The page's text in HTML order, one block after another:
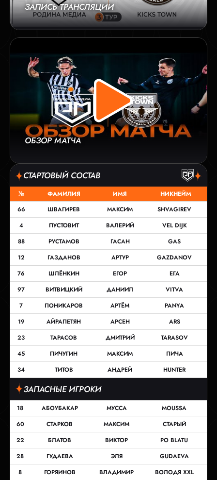
ЗАПИСЬ ТРАНСЛЯЦИИ
ОБЗОР МАТЧА
СТАРТОВЫЙ СОСТАВ
№ ФАМИЛИЯ ИМЯ
НИКНЕЙМ
66
ШВАГИРЕВ МАКСИМ
SHVAGIREV
4
ПУСТОВИТ ВАЛЕРИЙ
VEL DIJK
88
РУСТАМОВ ГАСАН
GAS
12
ГАЗДАНОВ АРТУР
GAZDANOV
76
ШЛЁНКИН ЕГОР
ЕГА
97
ВИТВИЦКИЙ ДАНИИЛ
VITVA
7
ПОНИКАРОВ АРТЁМ
PANYA
19
АЙРАПЕТЯН АРСЕН
ARS
23
ТАРАСОВ ДМИТРИЙ
TARASOV
45
ПИЧУГИН МАКСИМ
ПИЧА
34
ТИТОВ АНДРЕЙ HUNTER
ЗАПАСНЫЕ ИГРОКИ
18 АБОУБАКАР МУССА
MOUSSA
60
СТАРКОВ МАКСИМ
СТАРЫЙ
22
БЛАТОВ ВИКТОР
PO BLATU
28
ГУДАЕВА ЭЛЯ
GUDAEVA
8
ГОРЯИНОВ ВЛАДИМИР
ВОЛОДЯ XXL